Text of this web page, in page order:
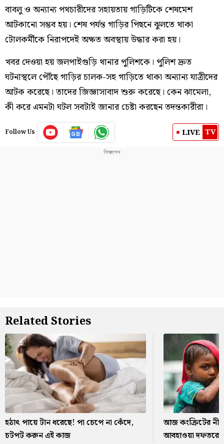
বাবলু ও অন্যান্য পথচারীদের সহায়তায় গাড়িটিকে শেষমেশ
আটকানো সম্ভব হয়। শেষ পর্যন্ত গাড়ির পিছনে ঝুলতে থাকা
টোলকর্মীকে নিরাপদেই অক্ষত অবস্থায় উদ্ধার করা হয়।
খবর দেওয়া হয় জলপাইগুড়ি থানার পুলিশকে। পুলিশ দ্রুত
ঘটনাস্থলে পৌঁছে গাড়ির চালক-সহ গাড়িতে থাকা অন্যান্য যাত্রীদের
আটক করেছে। তাদের জিজ্ঞাসাবাদ শুরু করেছে। কেন ঝামেলা,
কী করে এমনটা ঘটল সবটাই জানার চেষ্টা করছেন তদন্তকারীরা।
Follow Us LIVE TV
Related Stories
হঠাৎ পায়ে টান ধরেছে! পা চেপে না কেঁদে,
চটপট করুন এই কাজ
আজ কংক্রিটের
আবহাওয়া দফতরের